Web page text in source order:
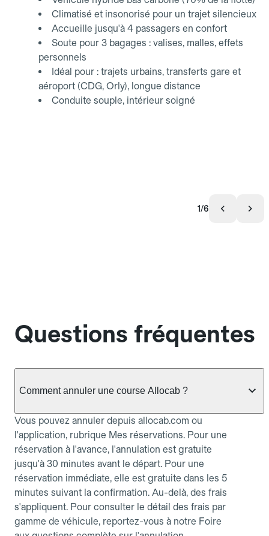
Climatisé et insonorisé pour un trajet silencieux
Accueille jusqu'à 4 passagers en confort
Soute pour 3 bagages : valises, malles, effets
personnels
Idéal pour : trajets urbains, transferts gare et
aéroport (CDG, Orly), longue distance
Conduite souple, intérieur soigné
1/6
Questions fréquentes
Comment annuler une course Allocab ?
Vous pouvez annuler depuis allocab.com ou
l'application, rubrique Mes réservations. Pour une
réservation à l'avance, l'annulation est gratuite
jusqu'à 30 minutes avant le départ. Pour une
réservation immédiate, elle est gratuite dans les 5
minutes suivant la confirmation. Au-delà, des frais
s'appliquent. Pour consulter le détail des frais par
gamme de véhicule, reportez-vous à notre Foire